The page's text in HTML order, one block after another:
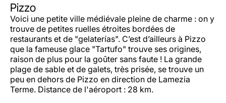
Pizzo
Voici une petite ville médiévale pleine de charme : on y
trouve de petites ruelles étroites bordées de
restaurants et de "gelaterías". C’est d’ailleurs à Pizzo
que la fameuse glace "Tartufo" trouve ses origines,
raison de plus pour la goûter sans faute ! La grande
plage de sable et de galets, très prisée, se trouve un
peu en dehors de Pizzo en direction de Lamezia
Terme. Distance de l'aéroport : 28 km.